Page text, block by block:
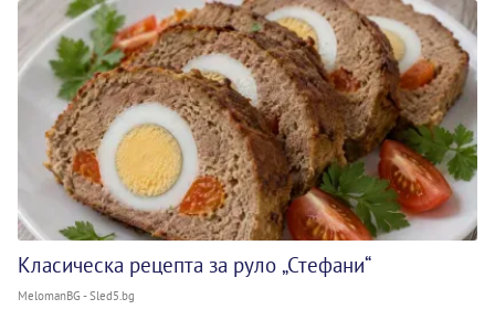
Класическа рецепта за руло „Стефани“
MelomanBG - Sled5.bg